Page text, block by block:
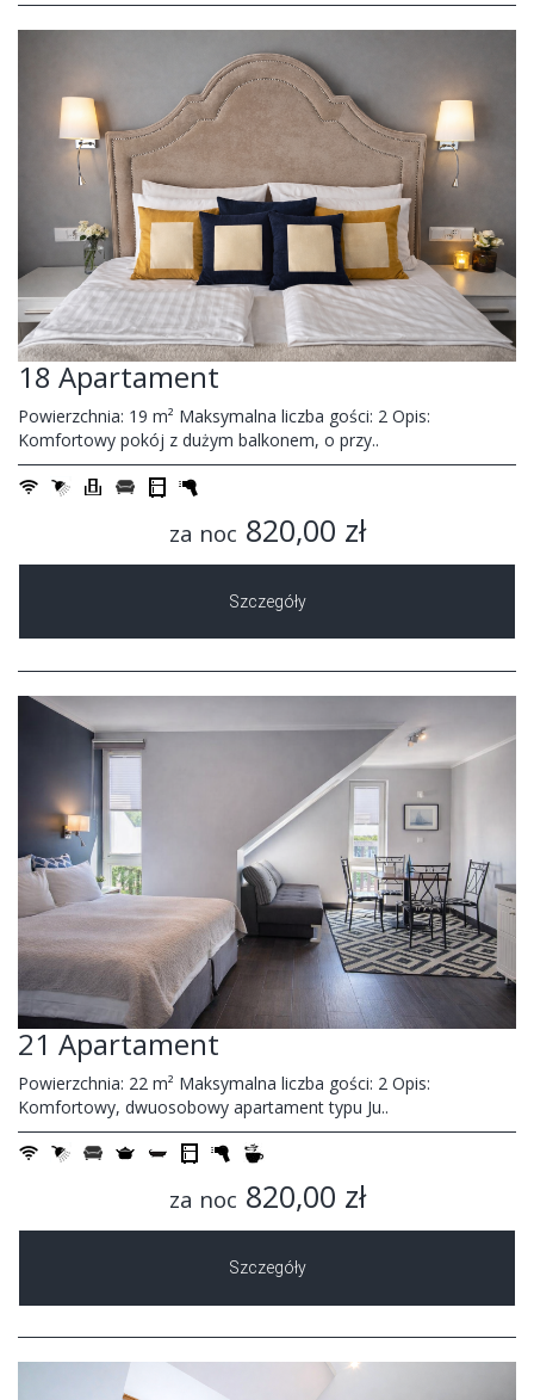
18 Apartament
Powierzchnia: 19 m² Maksymalna liczba gości: 2 Opis:
Komfortowy pokój z dużym balkonem, o przy..
za noc 820,00 zł
Szczegóły
21 Apartament
Powierzchnia: 22 m² Maksymalna liczba gości: 2 Opis:
Komfortowy, dwuosobowy apartament typu Ju..
za noc 820,00 zł
Szczegóły